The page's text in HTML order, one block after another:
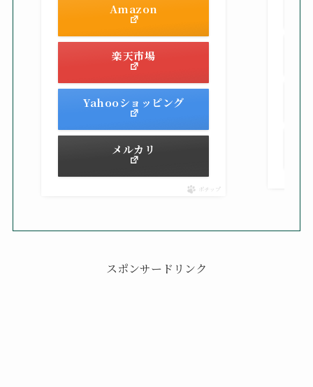
Amazon
楽天市場
Yahooショッピング
メルカリ
ポチップ
スポンサードリンク